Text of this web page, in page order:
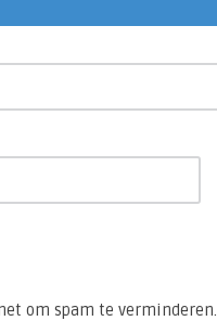
om spam te verminderen.